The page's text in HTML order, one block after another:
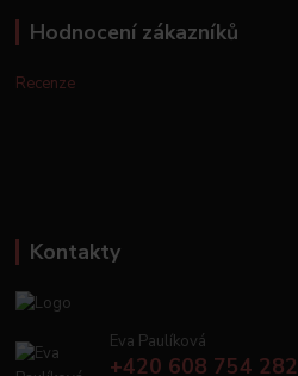
Hodnocení zákazníků
Recenze
Kontakty
Eva Paulíková
+420 608 754 282